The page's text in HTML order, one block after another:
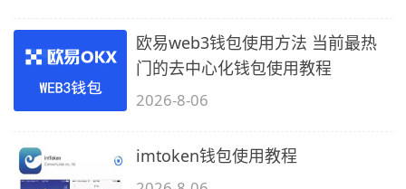
欧易web3钱包使用方法 当前最热
门的去中心化钱包使用教程
2026-8-06
imtoken钱包使用教程